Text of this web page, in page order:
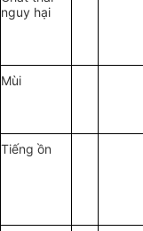
nguy hại
Mùi
Tiếng ồn